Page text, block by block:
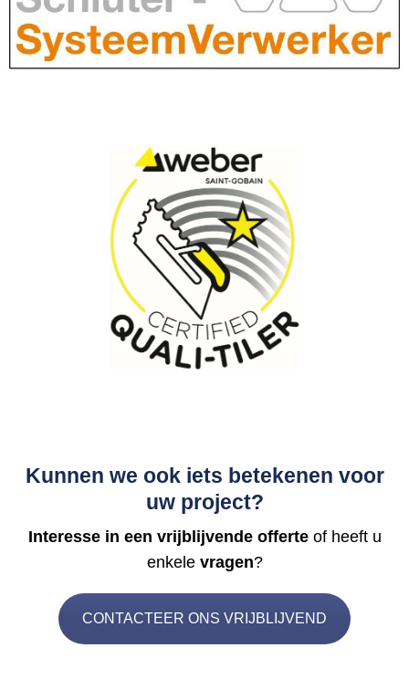
Kunnen we ook iets betekenen voor
uw project?
Interesse in een vrijblijvende offerte of heeft u
enkelevragen?
CONTACTEER ONS VRIJBLIJVEND